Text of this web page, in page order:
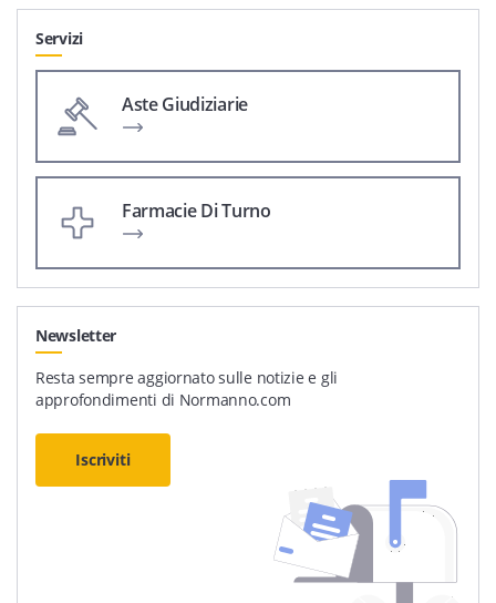
Servizi
Aste Giudiziarie
Farmacie Di Turno
Newsletter
Resta sempre aggiornato sulle notizie e gli
approfondimenti di Normanno.com
Iscriviti